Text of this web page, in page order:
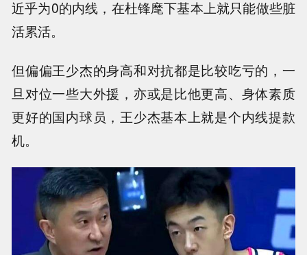
近乎为0的内线，在杜锋麾下基本上就只能做些脏
活累活。
但偏偏王少杰的身高和对抗都是比较吃亏的，一
旦对位一些大外援，亦或是比他更高、身体素质
更好的国内球员，王少杰基本上就是个内线提款
机。